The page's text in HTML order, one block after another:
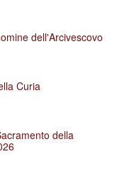
dell'Arcivescovo
Curia
della